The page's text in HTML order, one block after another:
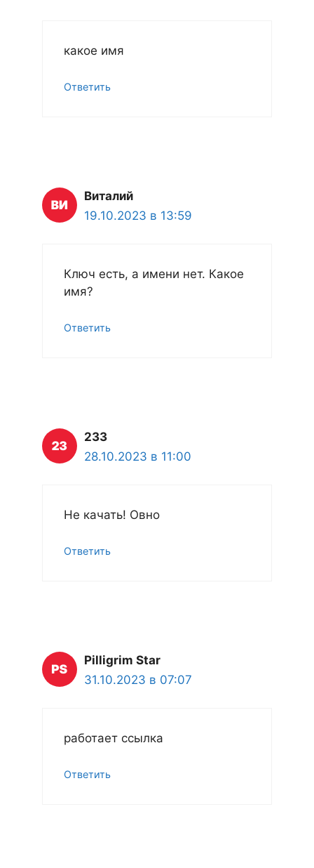
какое имя
Ответить
Виталий
19.10.2023 в 13:59
Ключ есть, а имени нет. Какое
имя?
Ответить
233
28.10.2023 в 11:00
Не качать! Овно
Ответить
Pilligrim Star
31.10.2023 в 07:07
работает ссылка
Ответить